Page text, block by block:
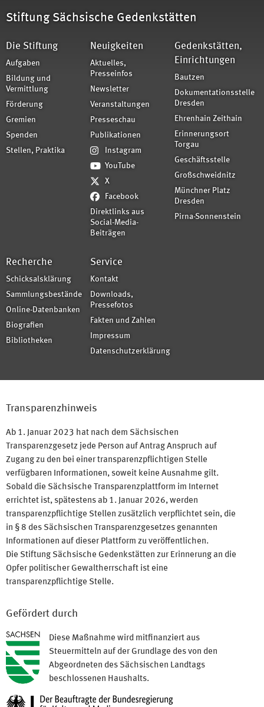
Stiftung Sächsische Gedenkstätten
Die Stiftung
Aufgaben
Bildung und
Vermittlung
Förderung
Gremien
Spenden
Stellen, Praktika
Neuigkeiten
Aktuelles,
Presseinfos
Newsletter
Veranstaltungen
Presseschau
Publikationen
Instagram
YouTube
X
Facebook
Direktlinks aus
Social-Media-
Beiträgen
Gedenkstätten,
Einrichtungen
Bautzen
Dokumentationsstelle
Dresden
Ehrenhain Zeithain
Erinnerungsort
Torgau
Geschäftsstelle
Großschweidnitz
Münchner Platz
Dresden
Pirna-Sonnenstein
Recherche
Schicksalsklärung
Sammlungsbestände
Online-Datenbanken
Biografien
Bibliotheken
Service
Kontakt
Downloads,
Pressefotos
Fakten und Zahlen
Impressum
Datenschutzerklärung
Transparenzhinweis
Ab 1. Januar 2023 hat nach dem Sächsischen
Transparenzgesetz jede Person auf Antrag Anspruch auf
Zugang zu den bei einer transparenzpflichtigen Stelle
verfügbaren Informationen, soweit keine Ausnahme gilt.
Sobald die Sächsische Transparenzplattform im Internet
errichtet ist, spätestens ab 1. Januar 2026, werden
transparenzpflichtige Stellen zusätzlich verpflichtet sein, die
in § 8 des Sächsischen Transparenzgesetzes genannten
Informationen auf dieser Plattform zu veröffentlichen.
Die Stiftung Sächsische Gedenkstätten zur Erinnerung an die
Opfer politischer Gewaltherrschaft ist eine
transparenzpflichtige Stelle.
Gefördert durch
Diese Maßnahme wird mitfinanziert aus
Steuermitteln auf der Grundlage des von den
Abgeordneten des Sächsischen Landtags
beschlossenen Haushalts.